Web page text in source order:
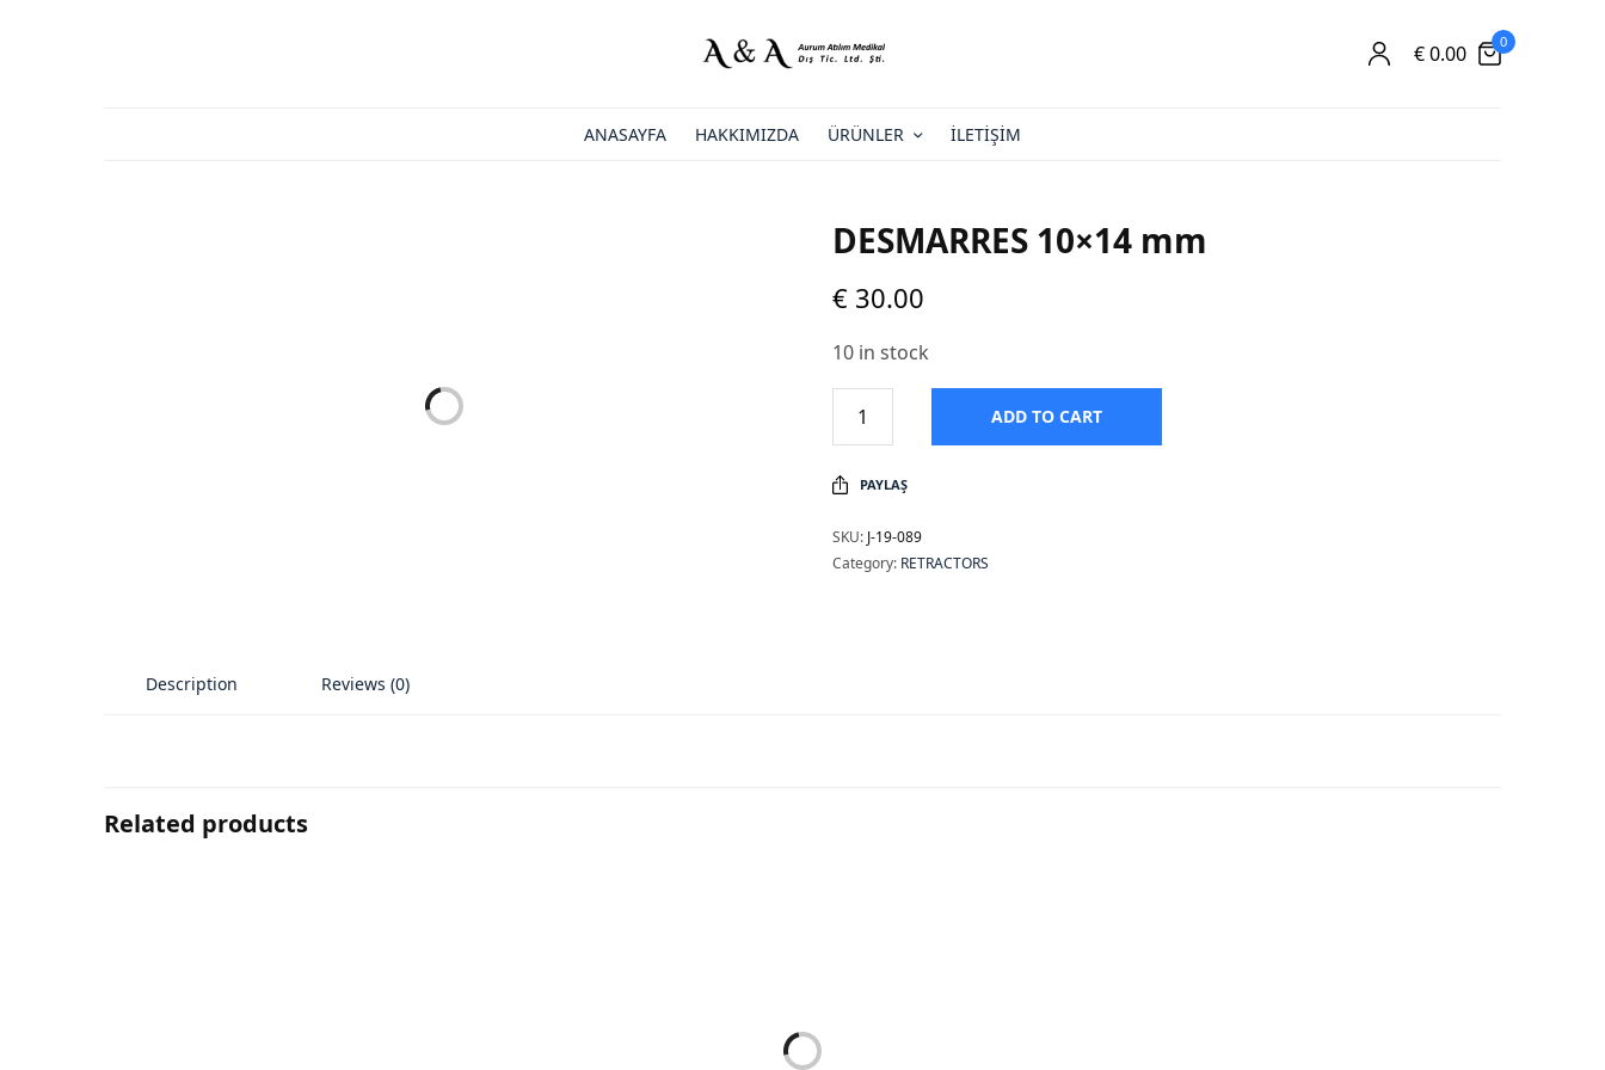
€0.00 0
ANASAYFA HAKKIMIZDA ÜRÜNLER İLETIŞIM
DESMARRES 10×14 mm
€ 30.00
10 in stock
ADD TO CART
PAYLAŞ
SKU: J-19-089
Category: RETRACTORS
Description Reviews (0)
Related products